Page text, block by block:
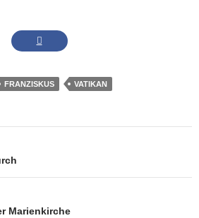
FRANZISKUS VATIKAN
Marienkirche